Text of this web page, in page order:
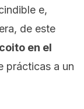
e,
de este
en el
prácticas a un